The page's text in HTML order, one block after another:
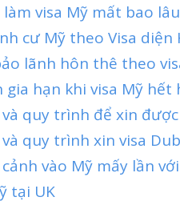
visa Mỹ mất bao lâu
cư Mỹ theo Visa diện
lãnh hôn thê theo
hạn khi visa Mỹ hết
quy trình để xin được
quy trình xin visa
vào Mỹ mấy lần với
tại UK